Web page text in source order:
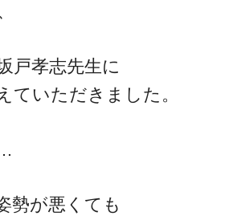
戸孝志先生に
ていただきました。
勢が悪くても